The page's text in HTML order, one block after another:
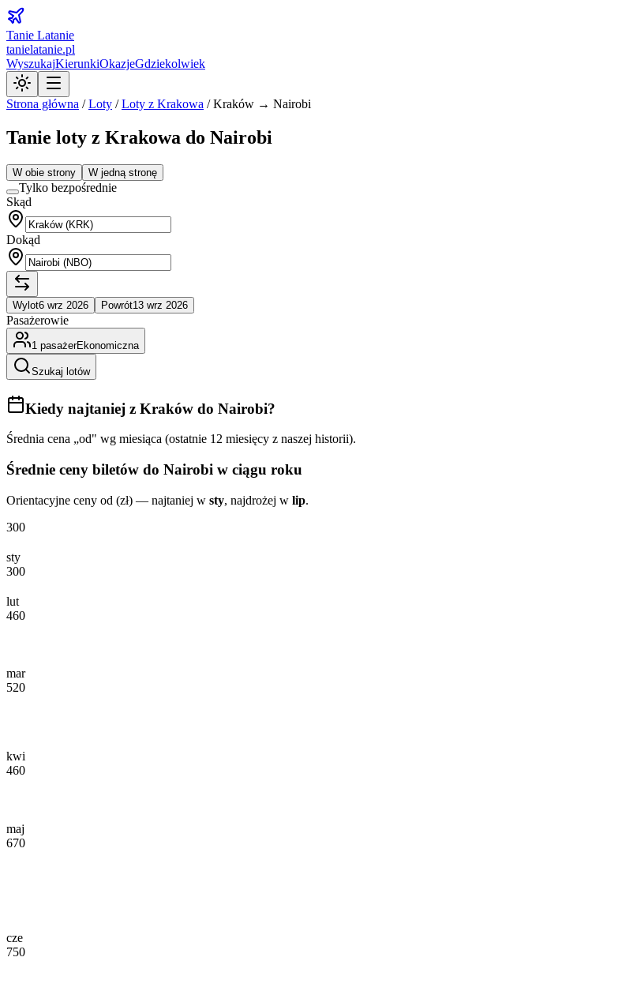
Tanie Latanie
tanielatanie.pl
WyszukajKierunkiOkazjeGdziekolwiek
Strona główna /Loty /Loty z Krakowa /Kraków → Nairobi
Tanie loty z Krakowa do Nairobi
W obie strony W jedną stronę
Tylko bezpośrednie
Skąd
Dokąd
Wylot6 wrz 2026 Powrót13 wrz 2026
Pasażerowie
1 pasażerEkonomiczna
Szukaj lotów
Kiedy najtaniej z Kraków do Nairobi?
Średnia cena „od" wg miesiąca (ostatnie 12 miesięcy z naszej historii).
Średnie ceny biletów do Nairobi w ciągu roku
Orientacyjne ceny od (zł) — najtaniej w sty, najdrożej w lip.
300
sty
300
lut
460
mar
520
kwi
460
maj
670
cze
750